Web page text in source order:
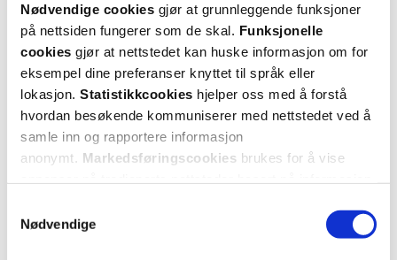
Nødvendige cookies gjør at grunnleggende funksjoner
på nettsiden fungerer som de skal. Funksjonelle
cookies gjør at nettstedet kan huske informasjon om for
eksempel dine preferanser knyttet til språk eller
lokasjon. Statistikkcookies hjelper oss med å forstå
hvordan besøkende kommuniserer med nettstedet ved å
samle inn og rapportere informasjon
anonymt. Markedsføringscookies brukes for å vise
Nødvendige
Dinner Bib Silikonsmekke